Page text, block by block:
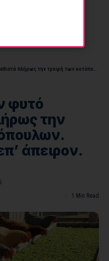
τροφή των κοτόπουλων. Αναπαράγεται επ’ άπειρον.
φυτό
την
άπειρον.
1 Min Read